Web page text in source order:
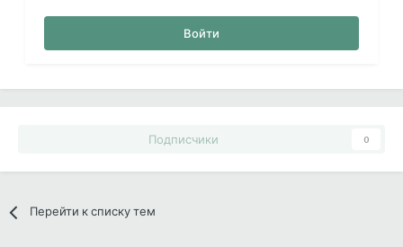
Войти
Подписчики 0
Перейти к списку тем